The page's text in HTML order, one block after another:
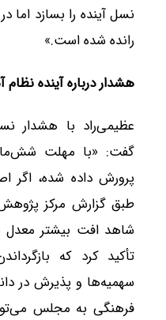
نسل آینده را بسازد
رانده شده است.»
هشدار درباره آینده
عظیمی‌راد با هشدار
گفت: «با مهلت
پرورش داده شده، اگر
طبق گزارش مرکز
شاهد افت بیشتر معدل
تأکید کرد که
سهمیه‌ها و پذیرش در
فرهنگی به مجلس